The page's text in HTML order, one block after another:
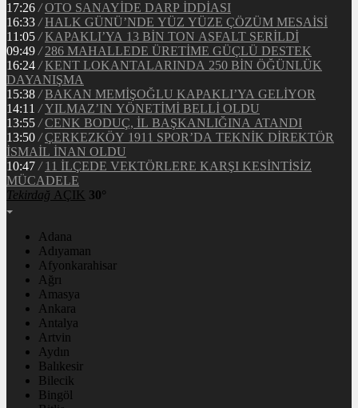
17:26 / OTO SANAYİDE DARP İDDİASI
16:33 / HALK GÜNÜ’NDE YÜZ YÜZE ÇÖZÜM MESAİSİ
11:05 / KAPAKLI’YA 13 BİN TON ASFALT SERİLDİ
09:49 / 286 MAHALLEDE ÜRETİME GÜÇLÜ DESTEK
16:24 / KENT LOKANTALARINDA 250 BİN ÖĞÜNLÜK
DAYANIŞMA
15:38 / BAKAN MEMİŞOĞLU KAPAKLI’YA GELİYOR
14:11 / YILMAZ’IN YÖNETİMİ BELLİ OLDU
13:55 / CENK BODUÇ, İL BAŞKANLIĞINA ATANDI
13:50 / ÇERKEZKÖY 1911 SPOR’DA TEKNİK DİREKTÖR
İSMAİL İNAN OLDU
10:47 / 11 İLÇEDE VEKTÖRLERE KARŞI KESİNTİSİZ
MÜCADELE
Tekirdağ AÇIK 30°
Adana
Adıyaman
Afyonkarahisar
Ağrı
Amasya
Ankara
Antalya
Artvin
Aydın
Balıkesir
Bilecik
Bingöl